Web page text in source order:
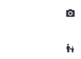
camera_alt
escalator_warning